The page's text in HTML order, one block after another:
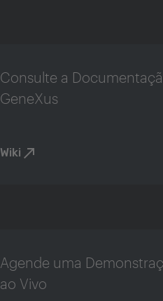
Consulte a
GeneXus
Wiki
Agende uma
ao Vivo